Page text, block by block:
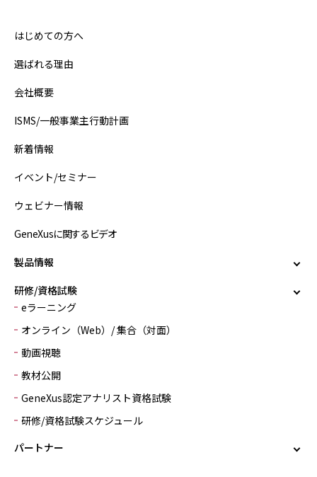
はじめての方へ
選ばれる理由
会社概要
ISMS/一般事業主行動計画
新着情報
イベント/セミナー
ウェビナー情報
GeneXusに関するビデオ
製品情報
研修/資格試験
eラーニング
オンライン（Web）/ 集合（対面）
動画視聴
教材公開
GeneXus認定アナリスト資格試験
研修/資格試験スケジュール
パートナー